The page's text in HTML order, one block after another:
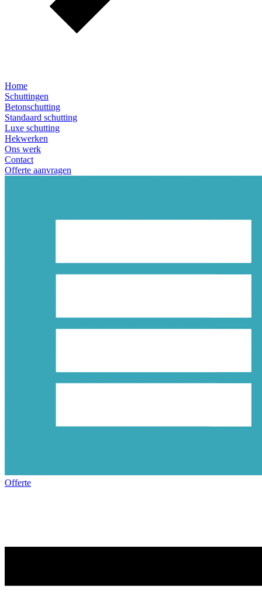
Home
Schuttingen
Betonschutting
Standaard schutting
Luxe schutting
Hekwerken
Ons werk
Contact
Offerte aanvragen
Offerte